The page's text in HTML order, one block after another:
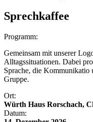
Sprechkaffee
Programm:
Gemeinsam mit unserer
Alltagssituationen. Dabei
Sprache, die
Gruppe.
Ort:
Würth Haus Rorschach,
Datum: